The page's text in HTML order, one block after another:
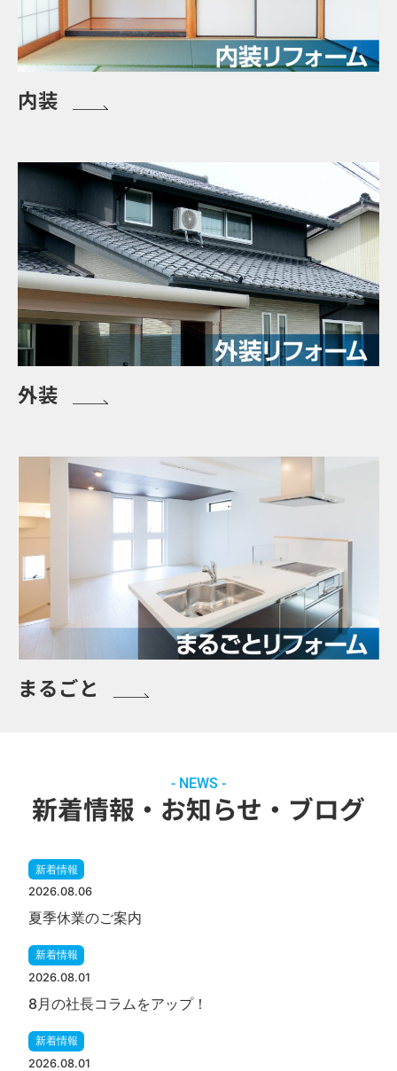
内装
外装
まるごと
- NEWS -
新着情報・お知らせ・ブログ
夏季休業のご案内
2026.08.06
新着情報
8月の社長コラムをアップ！
2026.08.01
新着情報
2026.08.01
新着情報